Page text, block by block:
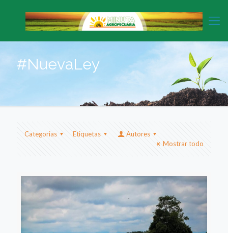
#NuevaLey
Categorias Etiquetas
Autores
Mostrar todo